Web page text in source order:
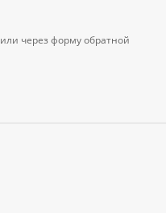
или через форму обратной